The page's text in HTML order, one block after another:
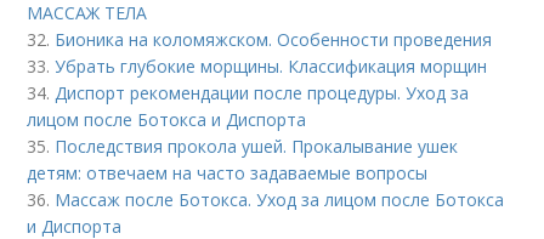
МАССАЖ ТЕЛА
32. Бионика на коломяжском. Особенности проведения
33.Убрать глубокие морщины. Классификация морщин
34.Диспорт рекомендации после процедуры. Уход за
лицом после Ботокса и Диспорта
35. Последствия прокола ушей. Прокалывание ушек
детям: отвечаем на часто задаваемые вопросы
36. Массаж после Ботокса. Уход за лицом после Ботокса
и Диспорта